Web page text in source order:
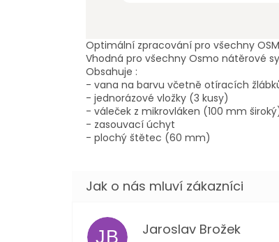
Optimální zpracování pro všechny
Vhodná pro všechny Osmo nátěrové
Obsahuje :
- vana na barvu včetně otíracích
- jednorázové vložky (3 kusy)
- váleček z mikrovláken (100 mm
- zasouvací úchyt
- plochý štětec (60 mm)
JB Jaroslav Brožek